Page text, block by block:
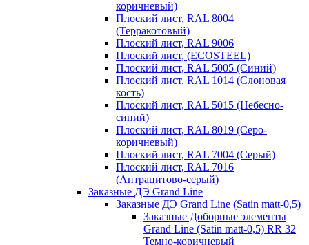
коричневый)
Плоский лист, RAL 8004
(Терракотовый)
Плоский лист, RAL 9006
Плоский лист, (ECOSTEEL)
Плоский лист, RAL 5005 (Синий)
Плоский лист, RAL 1014 (Слоновая
кость)
Плоский лист, RAL 5015 (Небесно-
синий)
Плоский лист, RAL 8019 (Серо-
коричневый)
Плоский лист, RAL 7004 (Серый)
Плоский лист, RAL 7016
(Антрацитово-серый)
Заказные ДЭ Grand Line
Заказные ДЭ Grand Line (Satin matt-0,5)
Заказные Доборные элементы
Grand Line (Satin matt-0,5) RR 32
Темно-коричневый